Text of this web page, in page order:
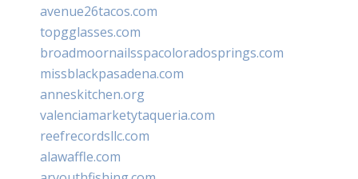
avenue26tacos.com
topgglasses.com
broadmoornailsspacoloradosprings.com
missblackpasadena.com
anneskitchen.org
valenciamarketytaqueria.com
reefrecordsllc.com
alawaffle.com